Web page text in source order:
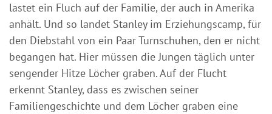
lastet ein Fluch auf der Familie, der auch in Amerika
anhält. Und so landet Stanley im Erziehungscamp, für
den Diebstahl von ein Paar Turnschuhen, den er nicht
begangen hat. Hier müssen die Jungen täglich unter
sengender Hitze Löcher graben. Auf der Flucht
erkennt Stanley, dass es zwischen seiner
Familiengeschichte und dem Löcher graben eine